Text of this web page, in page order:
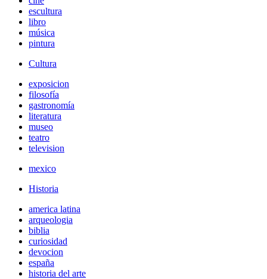
escultura
libro
música
pintura
Cultura
exposicion
filosofía
gastronomía
literatura
museo
teatro
television
mexico
Historia
america latina
arqueologia
biblia
curiosidad
devocion
españa
historia del arte